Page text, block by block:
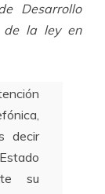
Desarrollo
de la ley en
decir
su